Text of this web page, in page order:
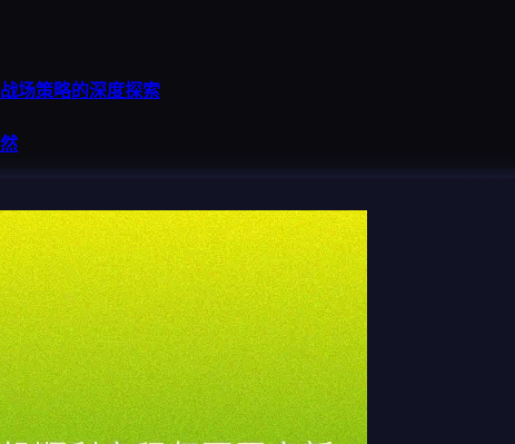
场策略的深度探索